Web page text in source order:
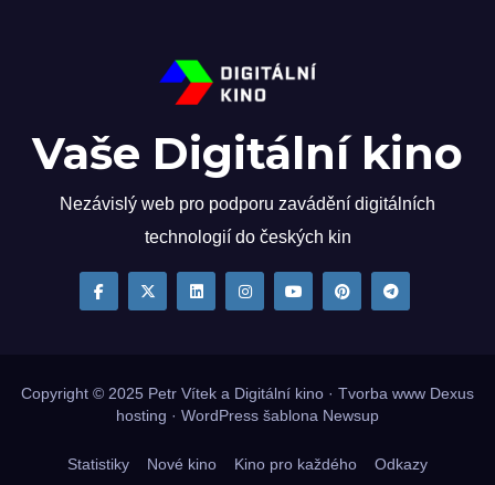
Vaše Digitální kino
Nezávislý web pro podporu zavádění digitálních
technologií do českých kin
Copyright © 2025 Petr Vítek a Digitální kino · Tvorba www Dexus
hosting · WordPress šablona Newsup
Statistiky Nové kino Kino pro každého Odkazy